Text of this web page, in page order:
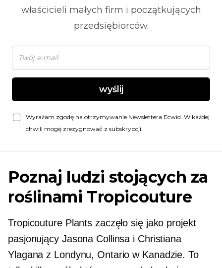
właścicieli małych firm i początkujących
przedsiębiorców.
wyślij
Wyrażam zgodę na otrzymywanie Newslettera Ecwid. W każdej
chwili mogę zrezygnować z subskrypcji.
Poznaj ludzi stojących za
roślinami Tropicouture
Tropicouture Plants zaczęło się jako projekt
pasjonujący Jasona Collinsa i Christiana
Ylagana z Londynu, Ontario w Kanadzie. To